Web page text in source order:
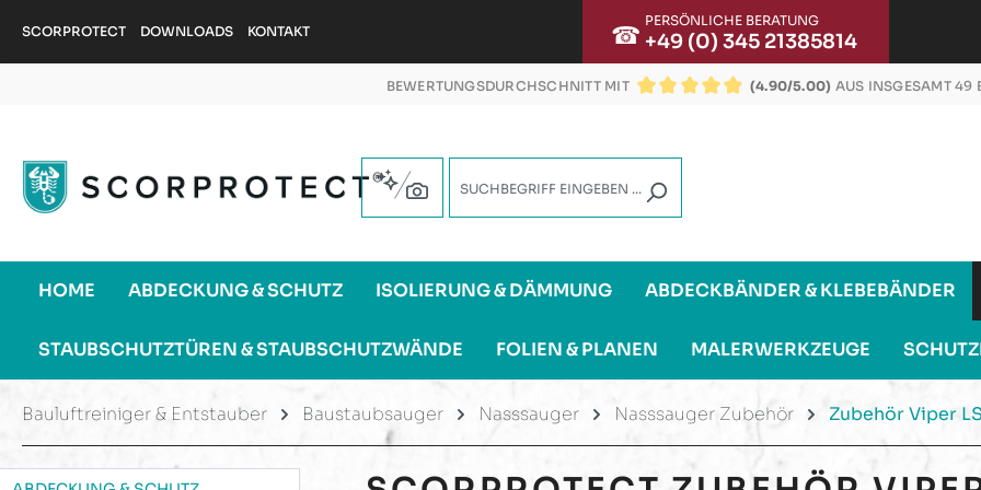
Hauptinhalt springen
Zur Suche springen
Zur Hauptnavigation springen
SCORPROTECT DOWNLOADS KONTAKT ☎ PERSÖNLICHE BERATUNG
+49 (0) 345 21385814
BEWERTUNGSDURCHSCHNITT MIT
(4.90/5.00) AUS INSGESAMT 49
HOME ABDECKUNG & SCHUTZ ISOLIERUNG & DÄMMUNG ABDECKBÄNDER & KLEBEBÄNDER
STAUBSCHUTZTÜREN & STAUBSCHUTZWÄNDE FOLIEN & PLANEN MALERWERKZEUGE
Bauluftreiniger & Entstauber Baustaubsauger Nasssauger Nasssauger Zubehör Zubehör Viper